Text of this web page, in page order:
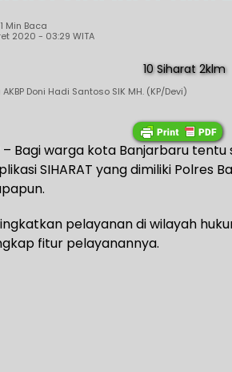
1 Min Baca
2020 - 03:29 WITA
Doni Hadi Santoso SIK MH. (KP/Devi)
– Bagi warga kota Banjarbaru
SIHARAT yang dimiliki Polres
pelayanan di wilayah
fitur pelayanannya.